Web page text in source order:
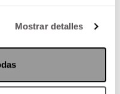
Mostrar detalles